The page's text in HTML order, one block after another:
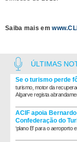
Saiba mais em
ÚLTIMAS
Se o turismo perde
turismo, motor da
Algarve regista
ACIF apoia
Confederação do
‘plano B’ para o aeroporto